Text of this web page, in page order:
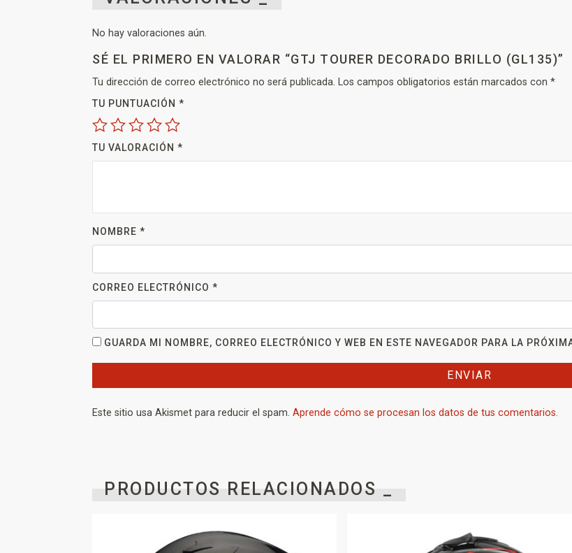
No hay valoraciones aún.
SÉ EL PRIMERO EN VALORAR “GTJ TOURER DECORADO BRILLO (GL135)”
Tu dirección de correo electrónico no será publicada. Los campos obligatorios están marcados con *
TU PUNTUACIÓN *
TU VALORACIÓN *
NOMBRE *
CORREO ELECTRÓNICO *
GUARDA MI NOMBRE, CORREO ELECTRÓNICO Y WEB EN ESTE NAVEGADOR PARA LA
Este sitio usa Akismet para reducir el spam. Aprende cómo se procesan los datos de tus comentarios.
PRODUCTOS RELACIONADOS _